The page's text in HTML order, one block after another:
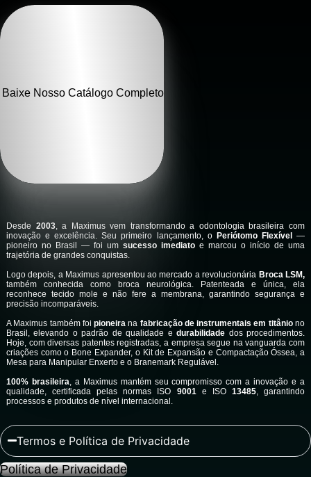
Baixe Nosso Catálogo Completo
Desde 2003, a Maximus vem transformando a odontologia brasileira com
inovação e excelência. Seu primeiro lançamento, o Periótomo Flexível—
pioneiro no Brasil — foi um sucesso imediato e marcou o início de uma
trajetória de grandes conquistas.
Logo depois, a Maximus apresentou ao mercado a revolucionária Broca LSM,
também conhecida como broca neurológica. Patenteada e única, ela
reconhece tecido mole e não fere a membrana, garantindo segurança e
precisão incomparáveis.
A Maximus também foipioneira na fabricação de instrumentais em titâniono
Brasil, elevando o padrão de qualidade edurabilidade dos procedimentos.
Hoje, com diversas patentes registradas, a empresa segue na vanguarda com
criações como o Bone Expander, o Kit de Expansão e Compactação Óssea, a
Mesa para Manipular Enxerto e o Branemark Regulável.
100% brasileira, a Maximus mantém seu compromisso com a inovação e a
qualidade, certificada pelas normas ISO 9001e ISO 13485, garantindo
processos e produtos de nível internacional.
Termos e Política de Privacidade
Política de Privacidade